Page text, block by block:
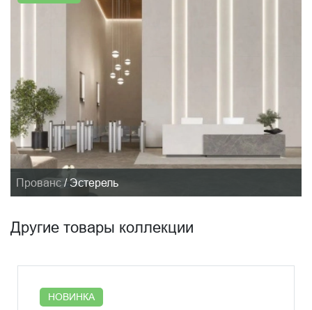
Прованс / Эстерель
Другие товары коллекции
НОВИНКА